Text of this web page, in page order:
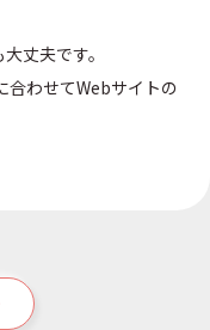
丈夫です。
合わせてWebサイトの